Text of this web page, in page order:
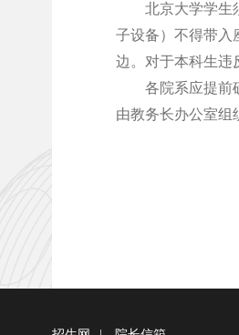
北京大学学生
子设备）不得带入
边。对于本科生违
各院系应提前
由教务长办公室组